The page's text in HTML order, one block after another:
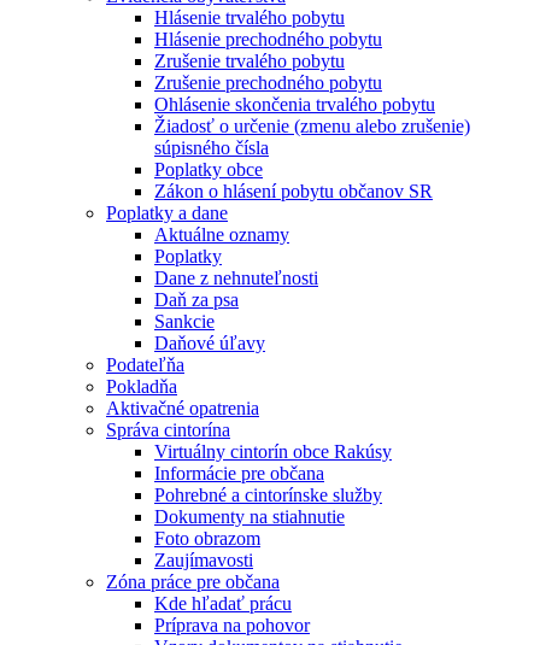
Hlásenie trvalého pobytu
Hlásenie prechodného pobytu
Zrušenie trvalého pobytu
Zrušenie prechodného pobytu
Ohlásenie skončenia trvalého pobytu
Žiadosť o určenie (zmenu alebo zrušenie)
súpisného čísla
Poplatky obce
Zákon o hlásení pobytu občanov SR
Poplatky a dane
Aktuálne oznamy
Poplatky
Dane z nehnuteľnosti
Daň za psa
Sankcie
Daňové úľavy
Podateľňa
Pokladňa
Aktivačné opatrenia
Správa cintorína
Virtuálny cintorín obce Rakúsy
Informácie pre občana
Pohrebné a cintorínske služby
Dokumenty na stiahnutie
Foto obrazom
Zaujímavosti
Zóna práce pre občana
Kde hľadať prácu
Príprava na pohovor